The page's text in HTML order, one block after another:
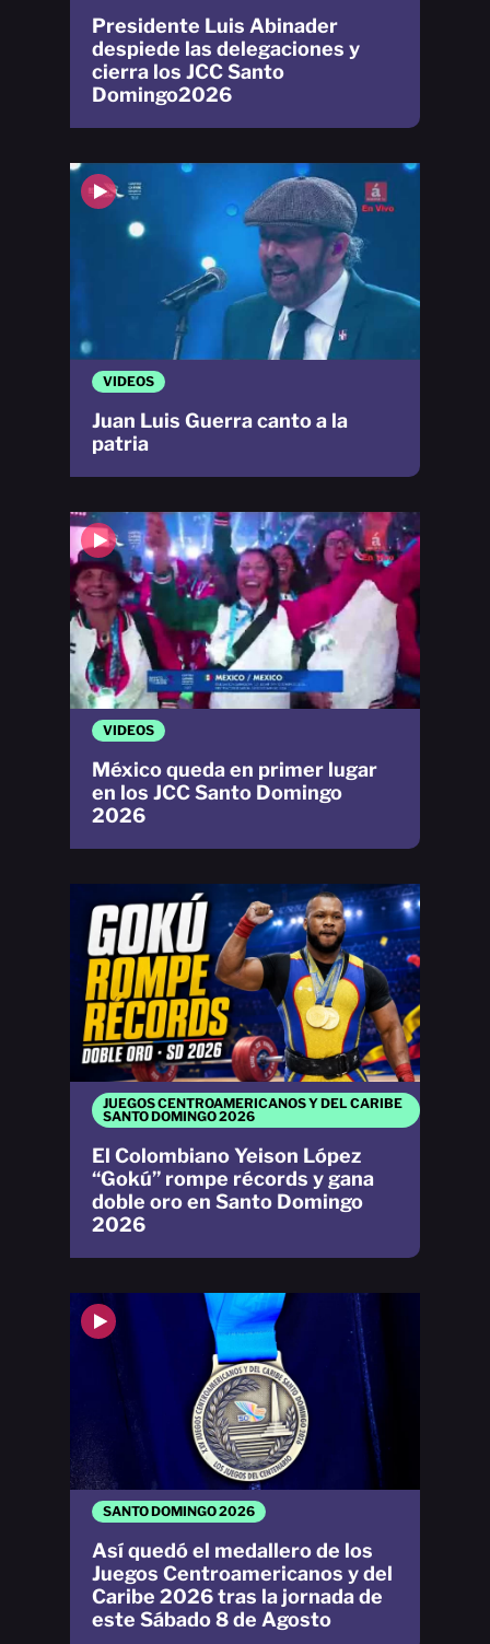
VIDEOS
México queda en primer lugar
en los JCC Santo Domingo
2026
VIDEOS
Juan Luis Guerra canto a la
patria
Presidente Luis Abinader
despiede las delegaciones y
cierra los JCC Santo
Domingo2026
SANTO DOMINGO 2026
Así quedó el medallero de los
Juegos Centroamericanos y del
Caribe 2026 tras la jornada de
este Sábado 8 de Agosto
JUEGOS CENTROAMERICANOS Y DEL CARIBE
SANTO DOMINGO 2026
El Colombiano Yeison López
“Gokú” rompe récords y gana
doble oro en Santo Domingo
2026